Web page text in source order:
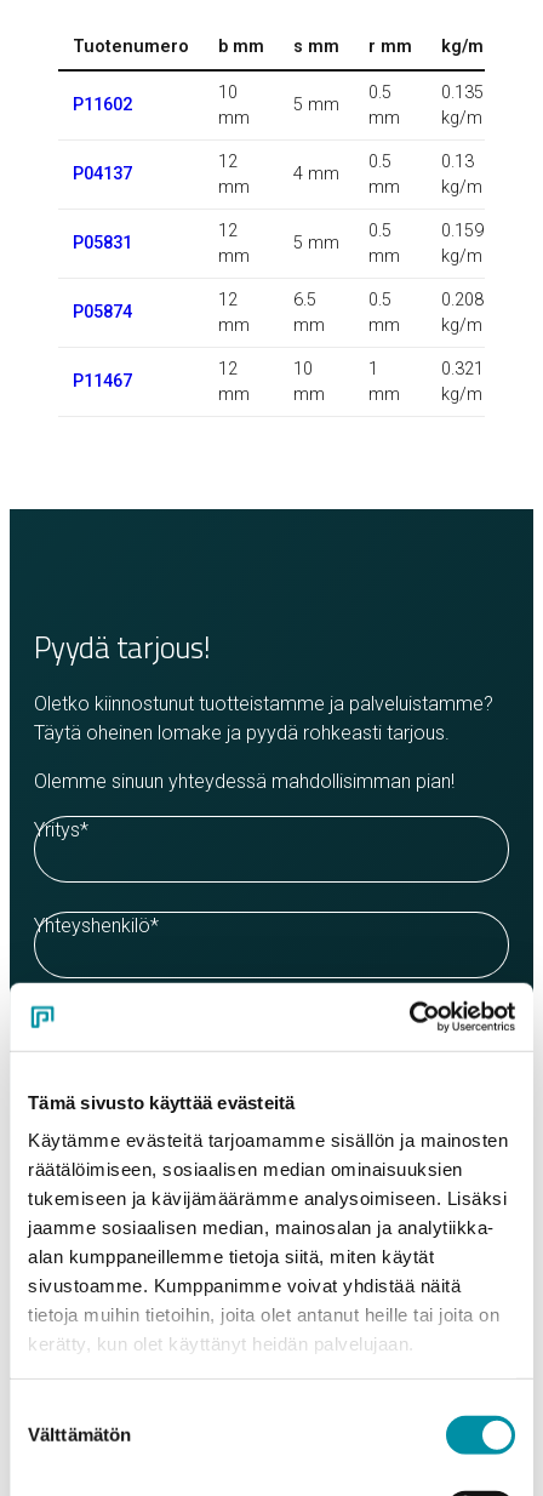
Tämä sivusto käyttää evästeitä
Käytämme evästeitä tarjoamamme sisällön ja mainosten
räätälöimiseen, sosiaalisen median ominaisuuksien
tukemiseen ja kävijämäärämme analysoimiseen. Lisäksi
jaamme sosiaalisen median, mainosalan ja analytiikka-
alan kumppaneillemme tietoja siitä, miten käytät
sivustoamme. Kumppanimme voivat yhdistää näitä
tietoja muihin tietoihin, joita olet antanut heille tai joita on
kerätty, kun olet käyttänyt heidän palvelujaan.
valinta
Välttämätön
Tuotenumero b mm s mm r mm kg/m
P11602
10
mm
5 mm
0.5
mm
0.135
kg/m
P04137
12
mm
4 mm
0.5
mm
0.13
kg/m
P05831
12
mm
5 mm
0.5
mm
0.159
kg/m
P05874
12
mm
6.5
mm
0.5
mm
0.208
kg/m
P11467
12
mm
10
mm
1
mm
0.321
kg/m
Pyydä tarjous!
Oletko kiinnostunut tuotteistamme ja palveluistamme?
Täytä oheinen lomake ja pyydä rohkeasti tarjous.
Olemme sinuun yhteydessä mahdollisimman pian!
Yritys*
Yhteyshenkilö*
Sähköposti
Puhelinnumero
Tuotteet
Valitse tuote ja syötä tilauksen määrä metreinä. Huomioithan, että
valittu laatu määrittää tilauksen minimipainon.
Tuote*
Määrä (m)